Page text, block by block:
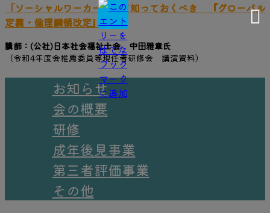
「ソーシャルワーカーとして知っておくべき 『グローバル
定義・倫理綱領改定』」
講師：(公社)日本社会福祉士会 中田雅章氏
（令和4年度会推薦委員等現任者研修会 講演資料）
お知らせ
会の概要
研修
成年後⾒事業
第三者評価事業
その他